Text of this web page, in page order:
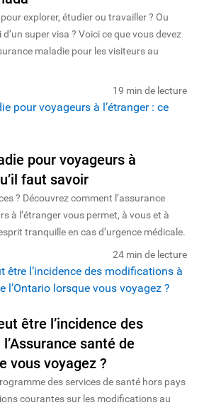
explorer, étudier ou travailler ? Ou
super visa ? Voici ce que vous devez
maladie pour les visiteurs au
19 min de lecture
pour voyageurs à
faut savoir
? Découvrez comment l’assurance
à l’étranger vous permet, à vous et à
tranquille en cas d’urgence médicale.
24 min de lecture
être l’incidence des
santé de
vous voyagez ?
des services de santé hors pays
courantes sur les modifications au